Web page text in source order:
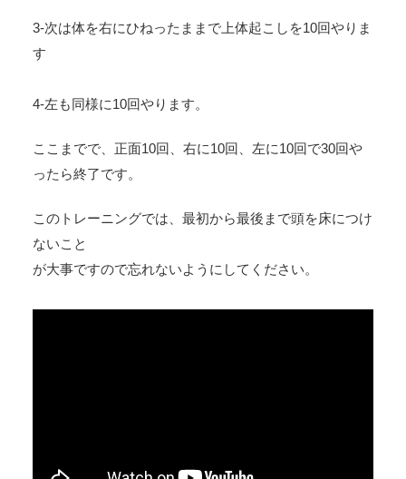
3-次は体を右にひねったままで上体起こしを10回やりま
す
4-左も同様に10回やります。
ここまでで、正面10回、右に10回、左に10回で30回や
ったら終了です。
このトレーニングでは、最初から最後まで頭を床につけ
ないこと
が大事ですので忘れないようにしてください。